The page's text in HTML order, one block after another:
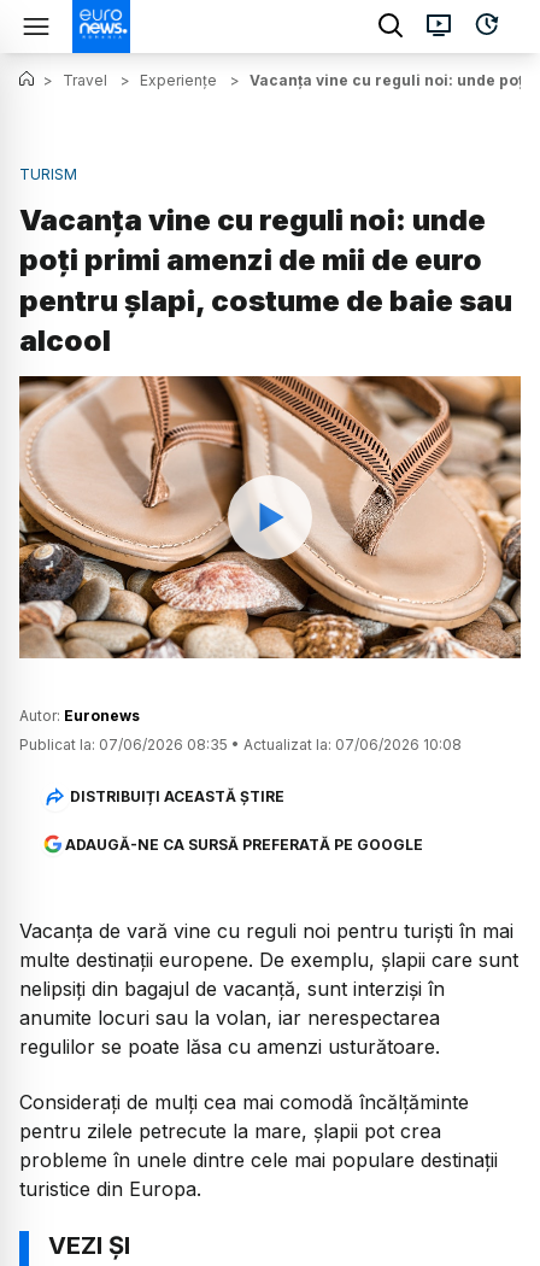
> Travel > Experiențe > Vacanța vine cu reguli noi: unde poți
TURISM
Vacanța vine cu reguli noi: unde
poți primi amenzi de mii de euro
pentru șlapi, costume de baie sau
alcool
Watch
Autor: Euronews
Publicat la: 07/06/2026 08:35 • Actualizat la: 07/06/2026 10:08
DISTRIBUIȚI ACEASTĂ ȘTIRE
ADAUGĂ-NE CA SURSĂ PREFERATĂ PE GOOGLE
Vacanța de vară vine cu reguli noi pentru turiști în mai
multe destinații europene. De exemplu, șlapii care sunt
nelipsiți din bagajul de vacanță, sunt interziși în
anumite locuri sau la volan, iar nerespectarea
regulilor se poate lăsa cu amenzi usturătoare.
Considerați de mulți cea mai comodă încălțăminte
pentru zilele petrecute la mare, șlapii pot crea
probleme în unele dintre cele mai populare destinații
turistice din Europa.